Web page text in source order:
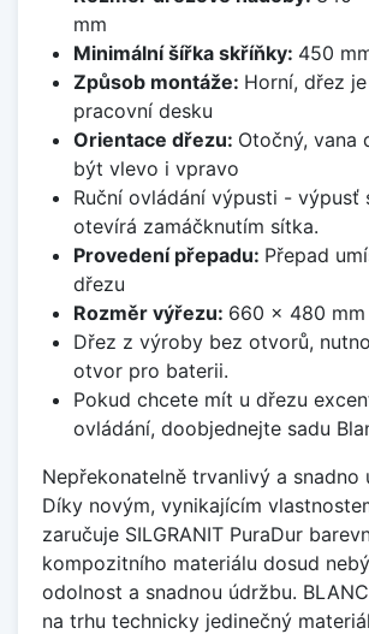
mm
Minimální šířka skříňky: 450
Způsob montáže: Horní, dřez
pracovní desku
Orientace dřezu: Otočný, vana
být vlevo i vpravo
Ruční ovládání výpusti - výpusť
otevírá zamáčknutím sítka.
Provedení přepadu: Přepad
dřezu
Rozměr výřezu: 660 x 480 mm
Dřez z výroby bez otvorů,
otvor pro baterii.
Pokud chcete mít u dřezu
ovládání, doobjednejte sadu
Nepřekonatelně trvanlivý a snadno
Díky novým, vynikajícím
zaručuje SILGRANIT PuraDur
kompozitního materiálu dosud
odolnost a snadnou údržbu.
na trhu technicky jedinečný